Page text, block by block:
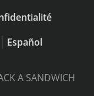
Español
A SANDWICH